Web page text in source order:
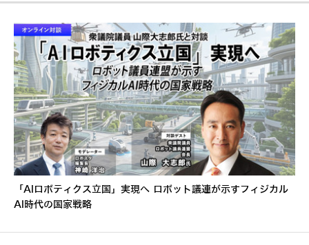
「AIロボティクス立国」実現へ ロボット議連が示すフィジカル
AI時代の国家戦略